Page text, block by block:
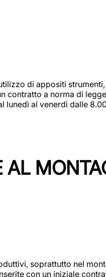
di appositi
a norma di
al venerdì dalle
AL
soprattutto nel
con un iniziale